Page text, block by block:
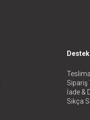
Destek
Sipariş
İade &
Sıkça